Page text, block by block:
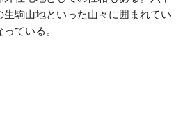
駒山地といった山々に囲まれてい
ている。